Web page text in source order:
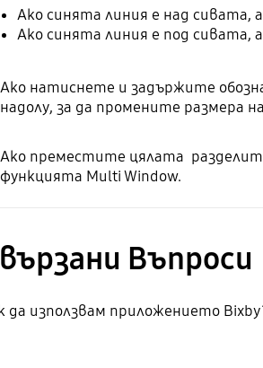
Ако синята линия е над сивата,
Ако синята линия е под сивата,
Ако натиснете и задържите
надолу, за да промените размера
Ако преместите цялата
функцията Multi Window.
Bъпроси
да използвам приложението